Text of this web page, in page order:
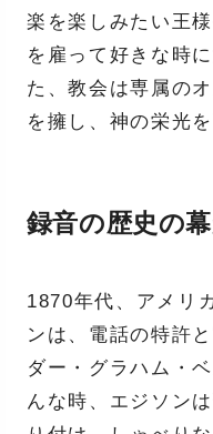
楽を楽しみたい王
を雇って好きな時
た、教会は専属の
を擁し、神の栄光
録音の歴史の
1870年代、アメリ
ンは、電話の特許
ダー・グラハム・
んな時、エジソン